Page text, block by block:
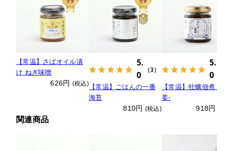
【常温】さばオイル漬
け ねぎ味噌
626円 (税込)
5.
0
（3）
【常温】ごはんの一番
海苔
810円 (税込)
5.
0
【常温】牡蠣佃煮 -
姜-
918円
関連商品